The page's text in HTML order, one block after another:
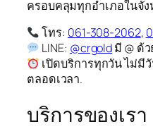
ครอบคลุมทุกอำเภอในจัง
โทร: 061-308-2062,
LINE: @crgoldมี @ ด้ว
เปิดบริการทุกวัน ไม่มี
ตลอดเวลา.
บริการของเรา